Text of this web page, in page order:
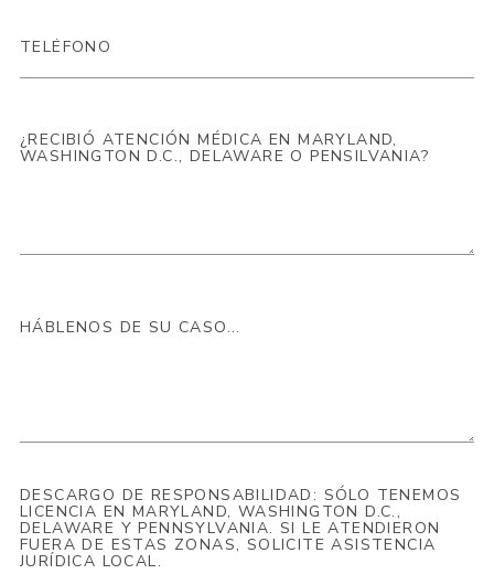
DESCARGO DE RESPONSABILIDAD: SÓLO TENEMOS
LICENCIA EN MARYLAND, WASHINGTON D.C.,
DELAWARE Y PENNSYLVANIA. SI LE ATENDIERON
FUERA DE ESTAS ZONAS, SOLICITE ASISTENCIA
JURÍDICA LOCAL.